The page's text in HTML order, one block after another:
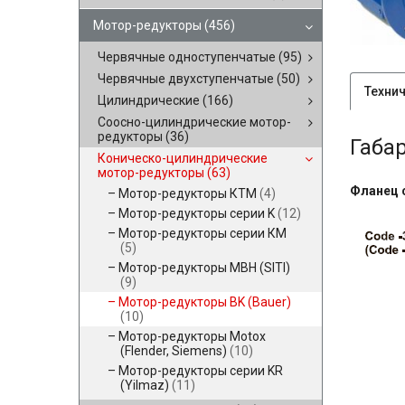
Мотор-редукторы (456)
Червячные одноступенчатые (95)
Червячные двухступенчатые (50)
Цилиндрические (166)
Соосно-цилиндрические мотор-
редукторы (36)
Коническо-цилиндрические
мотор-редукторы (63)
Мотор-редукторы КТМ (4)
Мотор-редукторы серии K(12)
Мотор-редукторы серии КМ
(5)
Мотор-редукторы MBH (SITI)
(9)
Мотор-редукторы BK (Bauer)
(10)
Мотор-редукторы Motox
(Flender, Siemens) (10)
Мотор-редукторы серии KR
(Yilmaz) (11)
Фланец